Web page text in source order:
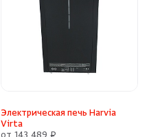
Электрическая печь Harvia
Virta